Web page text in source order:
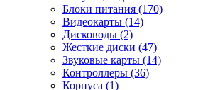
Блоки питания (170)
Видеокарты (14)
Дисководы (2)
Жесткие диски (47)
Звуковые карты (14)
Контроллеры (36)
Корпуса (1)